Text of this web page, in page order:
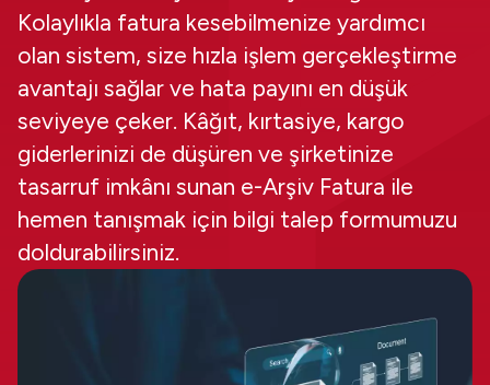
Kolaylıkla fatura kesebilmenize yardımcı
olan sistem, size hızla işlem gerçekleştirme
avantajı sağlar ve hata payını en düşük
seviyeye çeker. Kâğıt, kırtasiye, kargo
giderlerinizi de düşüren ve şirketinize
tasarruf imkânı sunan e-Arşiv Fatura ile
hemen tanışmak için bilgi talep formumuzu
doldurabilirsiniz.